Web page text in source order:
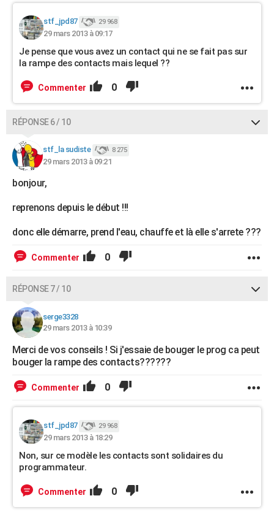
stf_jpd87 29 968
29 mars 2013 à 09:17
Je pense que vous avez un contact qui ne se fait pas sur
la rampe des contacts mais lequel ??
Commenter 0
RÉPONSE 6 / 10
stf_la sudiste 8 275
29 mars 2013 à 09:21
bonjour,
reprenons depuis le début !!!
donc elle démarre, prend l'eau, chauffe et là elle s'arrete ???
Commenter 0
RÉPONSE 7 / 10
serge3328
29 mars 2013 à 10:39
Merci de vos conseils ! Si j'essaie de bouger le prog ca peut
bouger la rampe des contacts??????
Commenter 0
stf_jpd87 29 968
29 mars 2013 à 18:29
Non, sur ce modèle les contacts sont solidaires du
programmateur.
Commenter 0